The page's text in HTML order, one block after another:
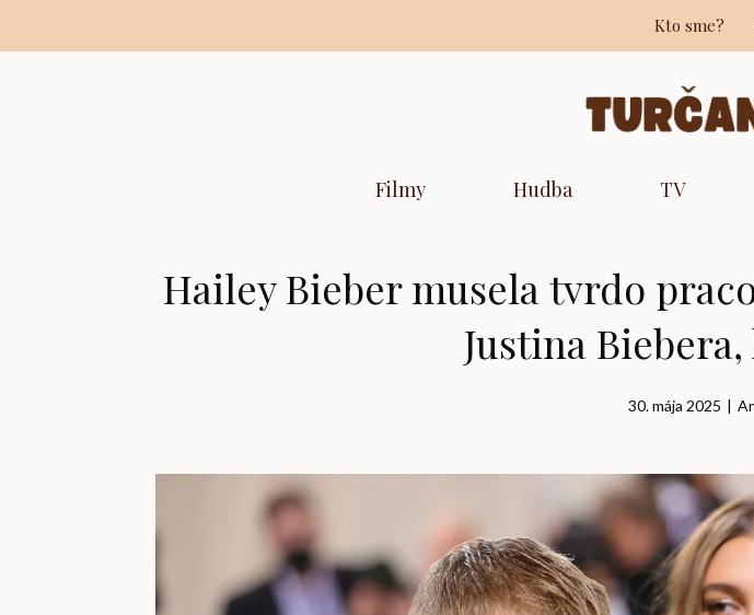
na
Kto sme?
Filmy Hudba TV
Hailey Bieber musela tvrdo
Justina
30. mája 2025 |